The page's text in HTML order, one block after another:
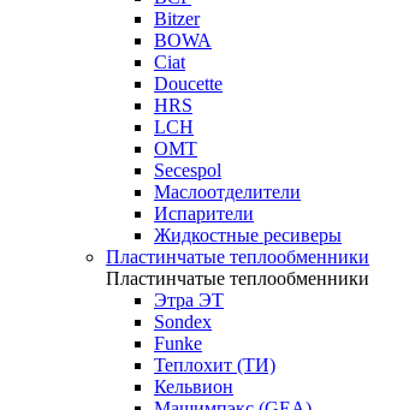
Bitzer
BOWA
Ciat
Doucette
HRS
LCH
OMT
Secespol
Маслоотделители
Испарители
Жидкостные ресиверы
Пластинчатые теплообменники
Пластинчатые теплообменники
Этра ЭТ
Sondex
Funke
Теплохит (ТИ)
Кельвион